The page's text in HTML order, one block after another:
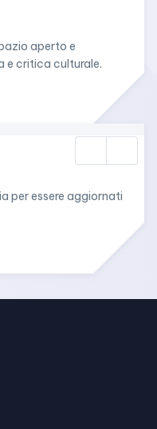
aperto e
e critica culturale.
per essere aggiornati